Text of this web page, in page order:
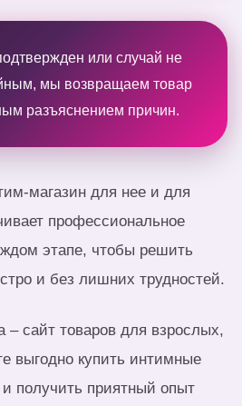
или случай не
мы возвращаем товар
разъяснением причин.
магазин для нее и для
профессиональное
этапе, чтобы решить
и без лишних трудностей.
– сайт товаров для взрослых,
выгодно купить интимные
получить приятный опыт